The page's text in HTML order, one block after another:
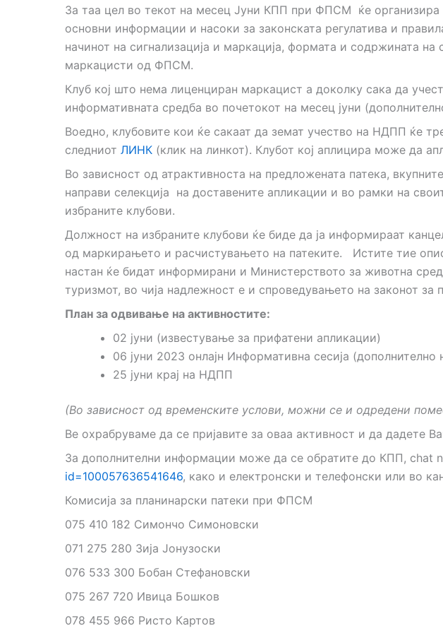
За таа цел во текот на месец Јуни КПП при ФПСМ ќе
основни информации и насоки за законската регулатива и
начинот на сигнализација и маркација, формата и содржината
маркацисти од ФПСМ.
Клуб кој што нема лиценциран маркацист а доколку сака да
информативната средба во почетокот на месец јуни
Воедно, клубовите кои ќе сакаат да земат учество на НДПП ќе
следниот ЛИНК (клик на линкот). Клубот кој аплицира може да
Во зависност од атрактивноста на предложената патека,
направи селекција на доставените апликации и во рамки на
избраните клубови.
Должност на избраните клубови ќе биде да ја информираат
од маркирањето и расчистувањето на патеките. Истите тие
настан ќе бидат информирани и Министерството за животна
туризмот, во чија надлежност е и спроведувањето на законот за
План за одвивање на активностите:
02 јуни (известување за прифатени апликации)
06 јуни 2023 онлајн Информативна сесија
25 јуни крај на НДПП
(Во зависност од временските услови, можни се и одредени
Ве охрабруваме да се пријавите за оваа активност и да дадете
За дополнителни информации може да се обратите до КПП, chat
id=100057636541646, како и електронски и телефонски или во
Комисија за планинарски патеки при ФПСМ
075 410 182 Симончо Симоновски
071 275 280 Зија Јонузоски
076 533 300 Бобан Стефановски
075 267 720 Ивица Бошков
078 455 966 Ристо Картов